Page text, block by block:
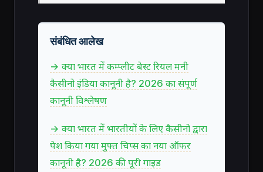
संबंधित आलेख
→ क्या भारत में कम्प्लीट बेस्ट रियल मनी
कैसीनो इंडिया कानूनी है? 2026 का संपूर्ण
कानूनी विश्लेषण
→ क्या भारत में भारतीयों के लिए कैसीनो द्वारा
पेश किया गया मुफ्त चिप्स का नया ऑफर
कानूनी है? 2026 की पूरी गाइड